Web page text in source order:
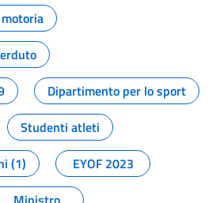
Dipartimento per lo sport
Studenti atleti
(1)
EYOF 2023